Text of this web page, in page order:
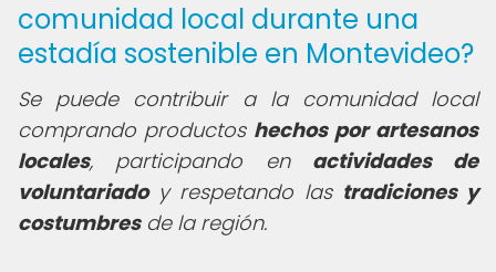
comunidad local durante una
estadía sostenible en Montevideo?
Se puede contribuir a la comunidad local
comprando productos hechos por artesanos
locales, participando en actividades de
voluntariadoy respetando las tradiciones y
costumbresde la región.